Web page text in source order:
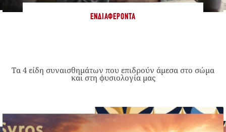
ΕΝΔΙΑΦΈΡΟΝΤΑ
Τα 4 είδη συναισθημάτων που επιδρούν άμεσα στο σώμα
και στη φυσιολογία μας